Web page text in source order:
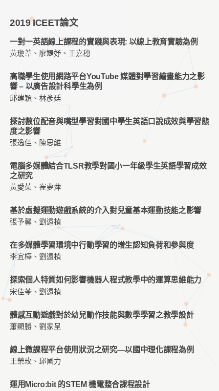
2019 ICEET論文
一對一英語線上課程的實踐與表現: 以線上教育實驗為例
黃瓊葦、廖婕妤、王嘉穗
高職學生使用網路平台YouTube 媒體對學習繪畫能力之影
響 – 以廣告設計科學生為例
邱建穎、林彥廷
探討數位配音與嘴型學習對國中學生英語口說成效與學習態
度之影響
張逸佳、陳思維
電腦多媒體結合TLSR教學對國小一年級學生英語學習成效
之研究
黃愛茱、崔夢萍
基於虛擬運動遊戲系統的介入對兒童基本運動技能之影響
張予馨、劉遠楨
在多媒體學習環境中行動學習的增生認知負荷和參與度
李宜樺、劉遠楨
探索個人特質如何影響機器人程式教學中的運算思維能力
宋佳苓、劉遠楨
體感互動遊戲對於幼兒動作技能與數學學習之教學設計
蕭顯勝、劉家呈
線上微課程平台使用狀況之研究—以國中理化課程為例
王榮玫、邱國力
運用Micro:bit 的STEM 機電整合課程設計